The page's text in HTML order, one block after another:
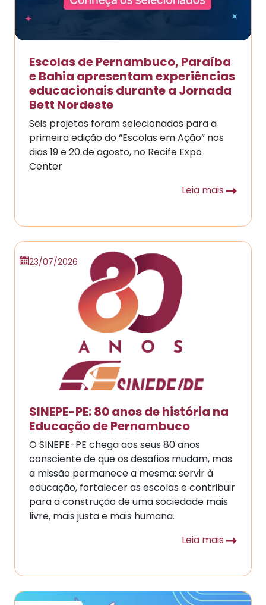
Escolas de Pernambuco, Paraíba
e Bahia apresentam experiências
educacionais durante a Jornada
Bett Nordeste
Seis projetos foram selecionados para a
primeira edição do “Escolas em Ação” nos
dias 19 e 20 de agosto, no Recife Expo
Center
Leia mais
23/07/2026
SINEPE-PE: 80 anos de história na
Educação de Pernambuco
O SINEPE-PE chega aos seus 80 anos
consciente de que os desafios mudam, mas
a missão permanece a mesma: servir à
educação, fortalecer as escolas e contribuir
para a construção de uma sociedade mais
livre, mais justa e mais humana.
Leia mais